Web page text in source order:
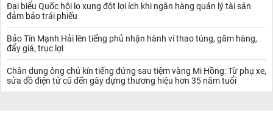
Đại biểu Quốc hội lo xung đột lợi ích khi ngân hàng quản lý tài sản
đảm bảo trái phiếu
Bảo Tín Mạnh Hải lên tiếng phủ nhận hành vi thao túng, găm hàng,
đẩy giá, trục lợi
Chân dung ông chủ kín tiếng đứng sau tiệm vàng Mi Hồng: Từ phụ xe,
sửa đồ điện tử cũ đến gây dựng thương hiệu hơn 35 năm tuổi